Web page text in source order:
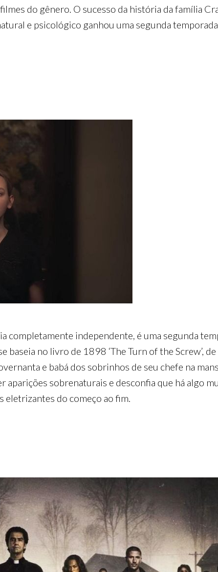
do gênero. O sucesso da história da família
e psicológico ganhou uma segunda
completamente independente, é uma segunda
baseia no livro de 1898 ‘The Turn of the Screw’,
e babá dos sobrinhos de seu chefe na
aparições sobrenaturais e desconfia que há algo
eletrizantes do começo ao fim.